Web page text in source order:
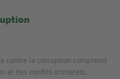
contre la corruption comprend
et des conflits d'intérêts.